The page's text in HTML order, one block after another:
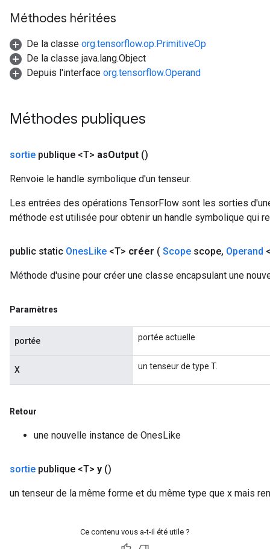
Méthodes héritées
De la classe org.tensorflow.op.PrimitiveOp
De la classe java.lang.Object
Depuis l'interface org.tensorflow.Operand
Méthodes publiques
sortie publique <T> asOutput ()
Renvoie le handle symbolique d'un tenseur.
Les entrées des opérations TensorFlow sont les sorties
méthode est utilisée pour obtenir un handle symbolique qui
public static OnesLike <T> créer ( Scope scope, Operand
Méthode d'usine pour créer une classe encapsulant une
Paramètres
portée portée actuelle
X un tenseur de type T.
Retour
une nouvelle instance de OnesLike
sortie publique <T> y ()
un tenseur de la même forme et du même type que x mais
Ce contenu vous a-t-il été utile ?